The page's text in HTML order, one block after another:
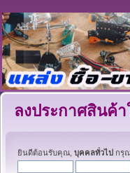
ลงประกาศสินค้
ยินดีต้อนรับคุณ, บุคคลทั่วไป กรุ